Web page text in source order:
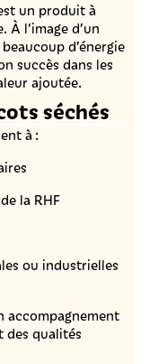
un produit à
l’image d’un
d’énergie
succès dans les
ajoutée.
séchés
à :
la RHF
ou industrielles
accompagnement
des qualités